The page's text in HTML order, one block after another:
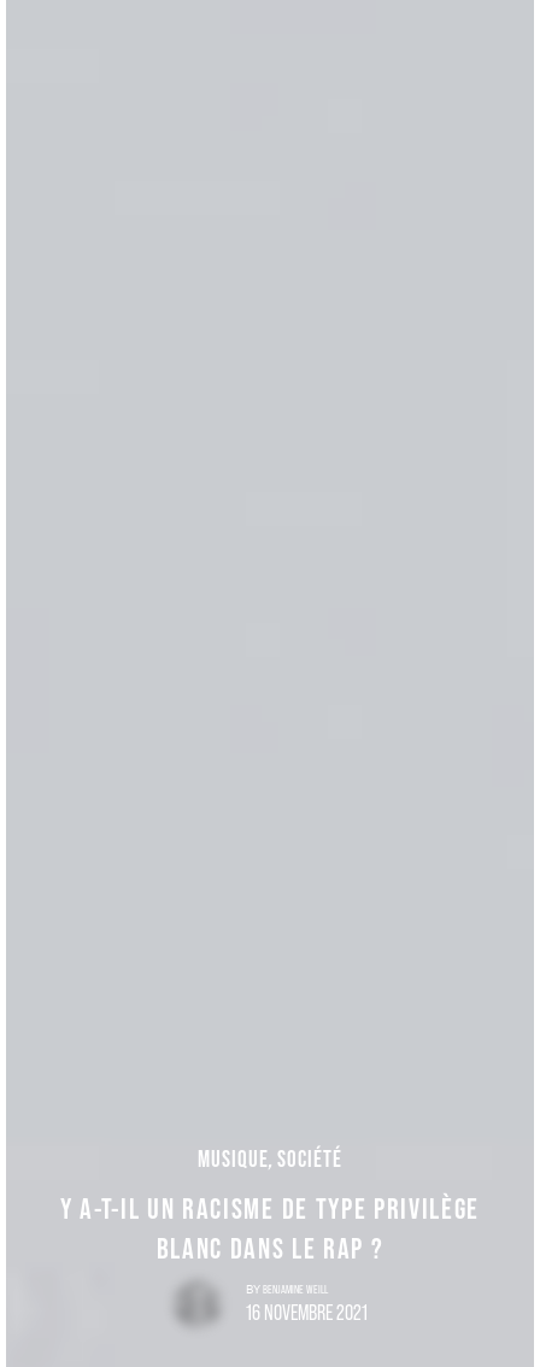
MUSIQUE, SOCIÉTÉ
Y A-T-IL UN RACISME DE TYPE PRIVILÈGE
BLANC DANS LE RAP ?
BY BENJAMINE WEILL
16 NOVEMBRE 2021